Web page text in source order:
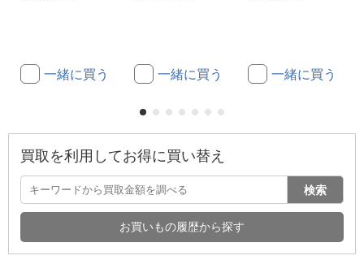
一緒に買う 一緒に買う 一緒に買う
買取を利用してお得に買い替え
検索
お買いもの履歴から探す